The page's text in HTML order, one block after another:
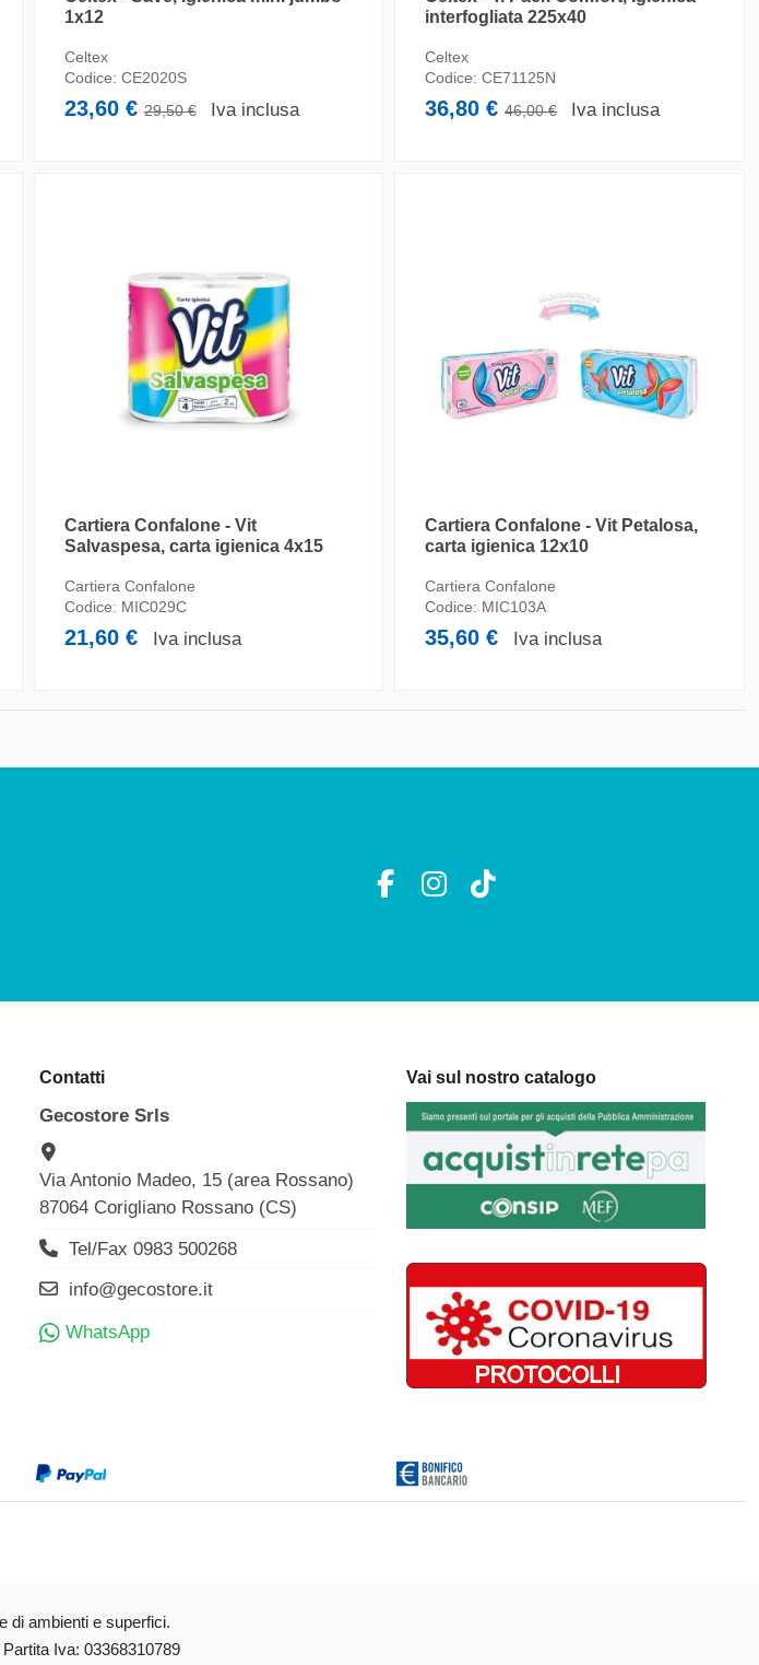
1x12
Celtex
Codice: CE2020S
23,60 €29,50 € Iva inclusa
interfogliata 225x40
Celtex
Codice:CE71125N
36,80 €46,00 € Iva inclusa
Cartiera Confalone - Vit
Salvaspesa, carta igienica 4x15
Cartiera Confalone
Codice: MIC029C
21,60 € Iva inclusa
Cartiera Confalone - Vit Petalosa,
carta igienica 12x10
Cartiera Confalone
Codice: MIC103A
35,60 € Iva inclusa
Contatti
Gecostore Srls
Via Antonio Madeo, 15 (area Rossano)
87064 Corigliano Rossano (CS)
Tel/Fax 0983 500268
info@gecostore.it
WhatsApp
Vai sul nostro catalogo
di ambienti e superfici.
Iva: 03368310789